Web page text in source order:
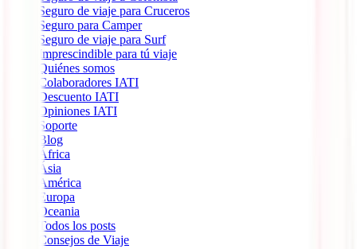
Seguro de viaje para Cruceros
Seguro para Camper
Seguro de viaje para Surf
Imprescindible para tú viaje
Quiénes somos
Colaboradores IATI
Descuento IATI
Opiniones IATI
Soporte
Blog
África
Ásia
América
Europa
Oceania
Todos los posts
Consejos de Viaje